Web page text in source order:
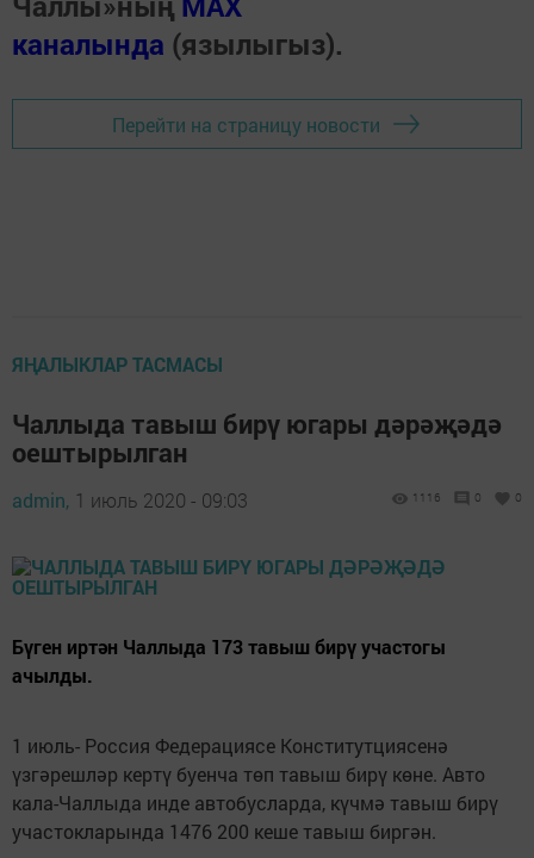
каналында (язылыгыз).
Перейти на страницу новости
ЯҢАЛЫКЛАР ТАСМАСЫ
Чаллыда тавыш бирү югары дәрәҗәдә
оештырылган
admin, 1 июль 2020 - 09:03 1116 0 0
Бүген иртән Чаллыда 173 тавыш бирү участогы
ачылды.
1 июль- Россия Федерациясе Конститутциясенә
үзгәрешләр кертү буенча төп тавыш бирү көне. Авто
кала-Чаллыда инде автобусларда, күчмә тавыш бирү
участокларында 1476 200 кеше тавыш биргән.